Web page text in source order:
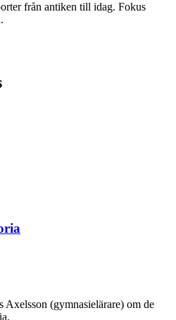
från antiken till idag. Fokus
Axelsson (gymnasielärare) om de